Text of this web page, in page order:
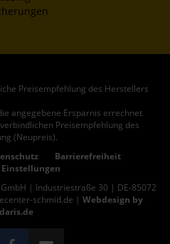
Preisempfehlung des Herstellers
angegebene Ersparnis errechnet
Preisempfehlung des
(Neupreis).
Barrierefreiheit
Einstellungen
| Industriestraße 30 | DE-85072
schmid.de | Webdesign by